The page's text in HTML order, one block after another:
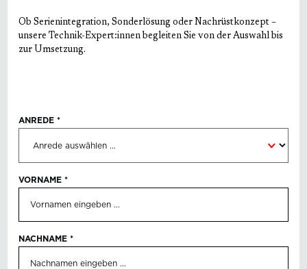
Ob Serienintegration, Sonderlösung oder Nachrüstkonzept –
unsere Technik-Expert:innen begleiten Sie von der Auswahl bis
zur Umsetzung.
ANREDE *
VORNAME *
NACHNAME *